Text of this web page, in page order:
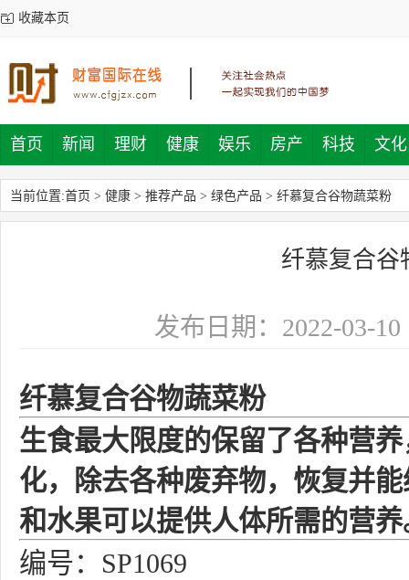
收藏本页
首页 新闻 理财 健康 娱乐 房产 科技 文化
当前位置:首页 > 健康 > 推荐产品 > 绿色产品 > 纤慕复合谷物蔬菜粉
纤慕复合谷
发布日期：2022-03-10
纤慕复合谷物蔬菜粉
生食最大限度的保留了各种营
化，除去各种废弃物，恢复并
和水果可以提供人体所需的营养
编号： SP1069